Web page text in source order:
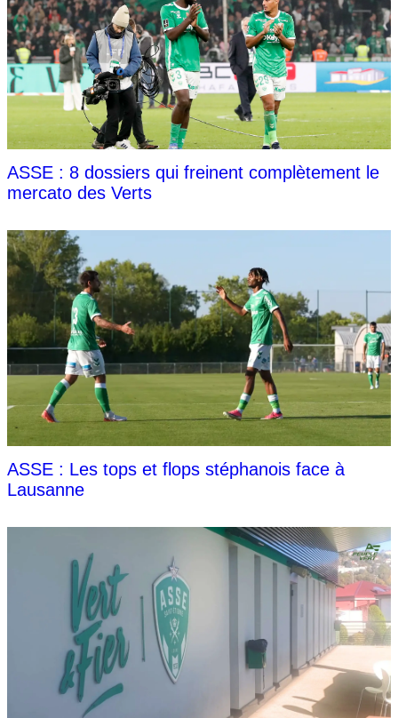
ASSE : 8 dossiers qui freinent complètement le
mercato des Verts
ASSE : Les tops et flops stéphanois face à
Lausanne